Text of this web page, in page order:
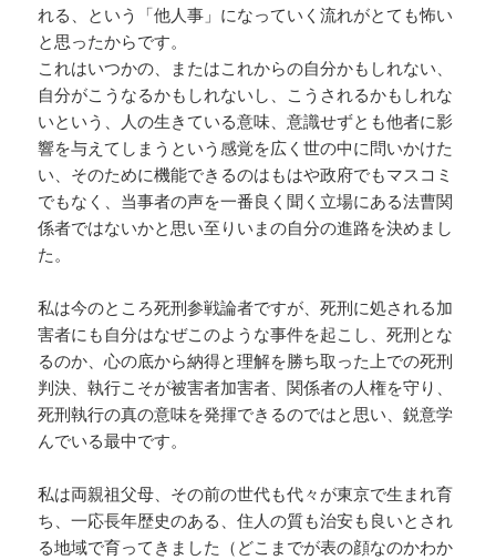
れる、という「他人事」になっていく流れがとても怖い
と思ったからです。
これはいつかの、またはこれからの自分かもしれない、
自分がこうなるかもしれないし、こうされるかもしれな
いという、人の生きている意味、意識せずとも他者に影
響を与えてしまうという感覚を広く世の中に問いかけた
い、そのために機能できるのはもはや政府でもマスコミ
でもなく、当事者の声を一番良く聞く立場にある法曹関
係者ではないかと思い至りいまの自分の進路を決めまし
た。
私は今のところ死刑参戦論者ですが、死刑に処される加
害者にも自分はなぜこのような事件を起こし、死刑とな
るのか、心の底から納得と理解を勝ち取った上での死刑
判決、執行こそが被害者加害者、関係者の人権を守り、
死刑執行の真の意味を発揮できるのではと思い、鋭意学
んでいる最中です。
私は両親祖父母、その前の世代も代々が東京で生まれ育
ち、一応長年歴史のある、住人の質も治安も良いとされ
る地域で育ってきました（どこまでが表の顔なのかわか